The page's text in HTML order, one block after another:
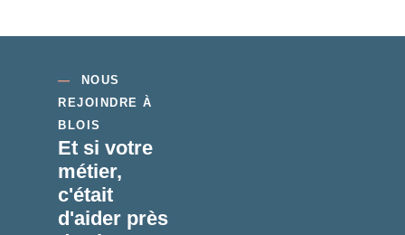
— NOUS
REJOINDRE À
BLOIS
Et si votre
métier,
c'était
d'aider près